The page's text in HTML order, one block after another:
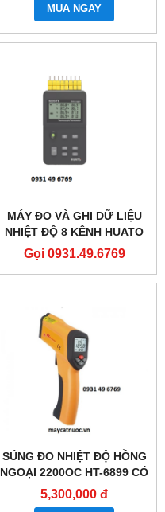
MUA NGAY
MÁY ĐO VÀ GHI DỮ LIỆU
NHIỆT ĐỘ 8 KÊNH HUATO
S220-T8
Gọi 0931.49.6769
SÚNG ĐO NHIỆT ĐỘ HỒNG
NGOẠI 2200OC HT-6899 CÓ
ĐẦU DÒ TIẾP XÚC K
5,300,000 đ